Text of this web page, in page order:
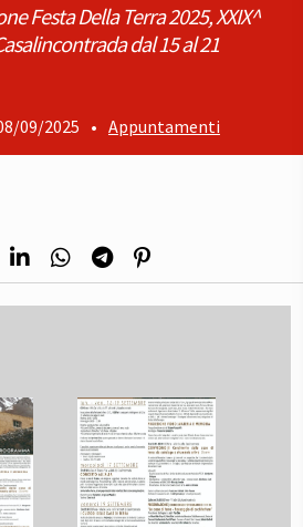
Festa Della Terra 2025, XXIX^
dal 15 al 21
09/2025 • Appuntamenti